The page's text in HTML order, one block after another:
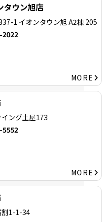
タウン旭店
1 イオンタウン旭 A2棟 205
2022
MORE
ング土屋173
5552
MORE
割1-1-34